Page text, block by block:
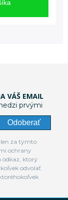
VÁŠ EMAIL
prvými
Odoberať
len za týmto
ochrany
odkaz, ktorý
odvolať